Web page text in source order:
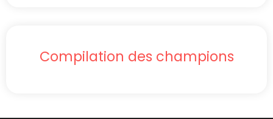
Compilation des champions